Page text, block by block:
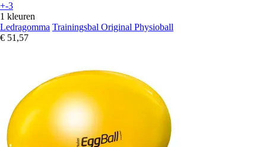
+-3
1 kleuren
Ledragomma Trainingsbal Original Physioball
€ 51,57